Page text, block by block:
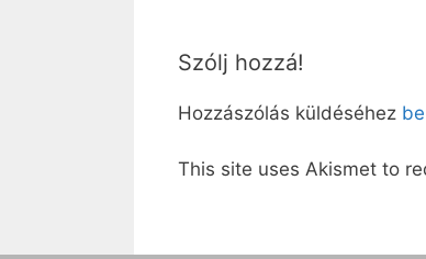
Szólj hozzá!
Hozzászólás küldéséhez
This site uses Akismet to